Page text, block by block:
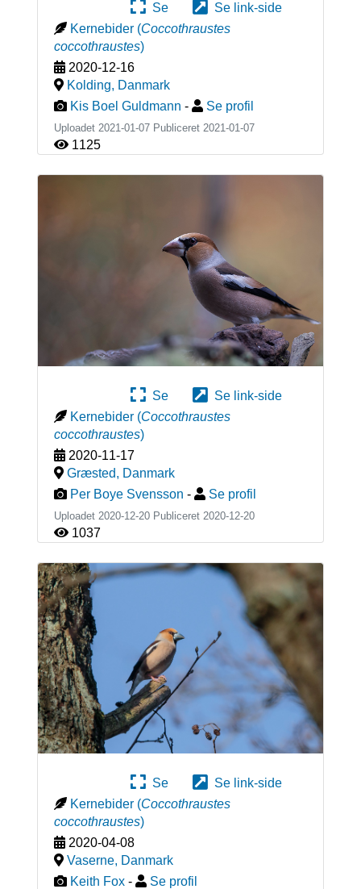
Se
Se link-side
Kernebider (Coccothraustes
coccothraustes)
2020-12-16
Kolding, Danmark
Kis Boel Guldmann - Se profil
Uploadet 2021-01-07 Publiceret 2021-01-07
1125
Se
Se link-side
Kernebider (Coccothraustes
coccothraustes)
2020-11-17
Græsted, Danmark
Per Boye Svensson - Se profil
Uploadet 2020-12-20 Publiceret 2020-12-20
1037
Se
Se link-side
Kernebider (Coccothraustes
coccothraustes)
2020-04-08
Vaserne, Danmark
Keith Fox - Se profil